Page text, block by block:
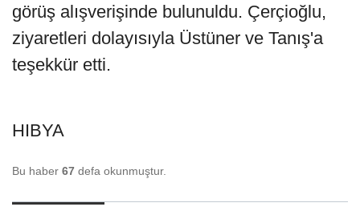
görüş alışverişinde bulunuldu. Çerçioğlu,
ziyaretleri dolayısıyla Üstüner ve Tanış'a
teşekkür etti.
HIBYA
Bu haber 67 defa okunmuştur.